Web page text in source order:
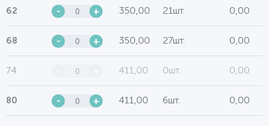
62 - + 350,00 21шт. 0,00
68 - + 350,00 27шт. 0,00
74 411,00 0шт. 0,00
80 - + 411,00 6шт. 0,00